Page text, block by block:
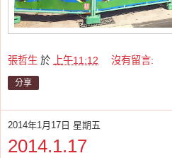
張哲生 於 上午11:12 沒有留言:
分享
2014年1月17日 星期五
2014.1.17